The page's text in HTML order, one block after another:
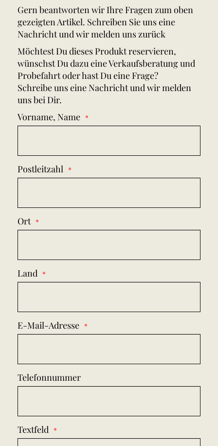
Gern beantworten wir Ihre Fragen zum oben
gezeigten Artikel. Schreiben Sie uns eine
Nachricht und wir melden uns zurück
Möchtest Du dieses Produkt reservieren,
wünschst Du dazu eine Verkaufsberatung und
Probefahrt oder hast Du eine Frage?
Schreibe uns eine Nachricht und wir melden
uns bei Dir.
Vorname, Name
Postleitzahl
Ort
Land
E-Mail-Adresse
Telefonnummer
Textfeld